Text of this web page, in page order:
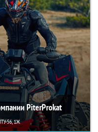
PiterProkat
56, 1Ж